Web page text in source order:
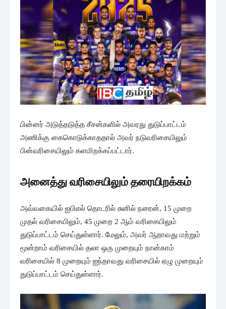
பின்னர் அடுத்தடுத்த சீசன்களில் அவரது துடுப்பாட்டம்
அணிக்கு கைகொடுக்காததால் அவர் நடுவரிசையிலும்
பின்வரிசையிலும் களமிறக்கப்பட்டார்.
அனைத்து வரிசையிலும் தரையிறக்கம்
அவ்வகையில் ஐபிஎல் தொடரில் சுனில் நரைன், 15 முறை
முதல் வரிசையிலும், 45 முறை 2 ஆம் வரிசையிலும்
துடுப்பாட்டம் செய்துள்ளார். மேலும், அவர் ஆறாவது மற்றும்
மூன்றாம் வரிசையில் தலா ஒரு முறையும் நான்காம்
வரிசையில் 8 முறையும் ஐந்தாவது வரிசையில் ஏழு முறையும்
துடுப்பாட்டம் செய்துள்ளார்.